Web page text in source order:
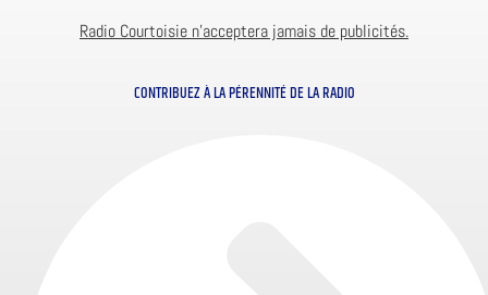
Radio Courtoisie n’acceptera jamais de publicités.
CONTRIBUEZ À LA PÉRENNITÉ DE LA RADIO